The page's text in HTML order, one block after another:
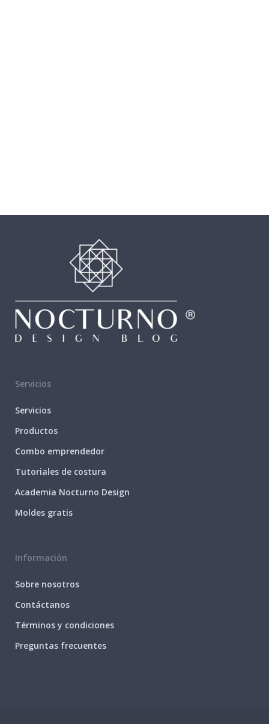
Servicios
Servicios
Productos
Combo emprendedor
Tutoriales de costura
Academia Nocturno Design
Moldes gratis
Información
Sobre nosotros
Contáctanos
Términos y condiciones
Preguntas frecuentes